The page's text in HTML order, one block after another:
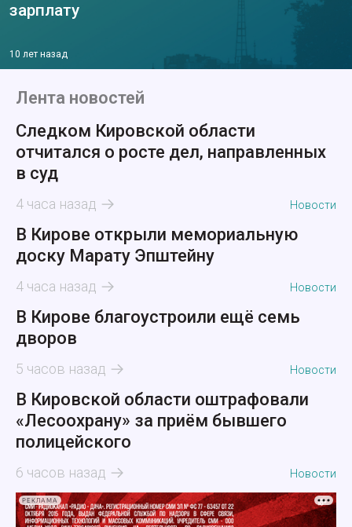
зарплату
10 лет назад
Лента новостей
Следком Кировской области
отчитался о росте дел, направленных
в суд
4 часа назад Новости
В Кирове открыли мемориальную
доску Марату Эпштейну
4 часа назад Новости
В Кирове благоустроили ещё семь
дворов
5 часов назад Новости
В Кировской области оштрафовали
«Лесоохрану» за приём бывшего
полицейского
6 часов назад Новости
РЕКЛАМА